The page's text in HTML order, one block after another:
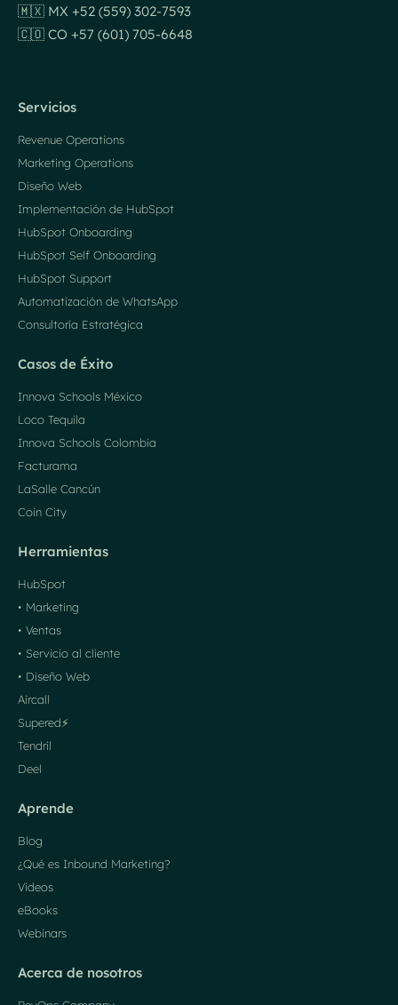
🇲🇽 MX +52 (559) 302-7593
🇨🇴 CO +57 (601) 705-6648
Servicios
Revenue Operations
Marketing Operations
Diseño Web
Implementación de HubSpot
HubSpot Onboarding
HubSpot Self Onboarding
HubSpot Support
Automatización de WhatsApp
Consultoría Estratégica
Casos de Éxito
Innova Schools México
Loco Tequila
Innova Schools Colombia
Facturama
LaSalle Cancún
Coin City
Herramientas
HubSpot
• Marketing
• Ventas
• Servicio al cliente
• Diseño Web
Aircall
Supered⚡️
Tendril
Deel
Aprende
Blog
¿Qué es Inbound Marketing?
Videos
eBooks
Webinars
Acerca de nosotros